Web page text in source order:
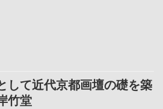
して近代京都画壇の礎を築
竹堂